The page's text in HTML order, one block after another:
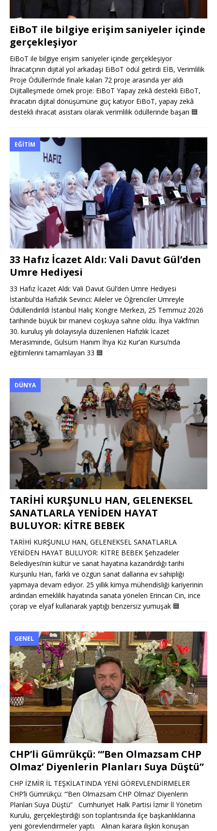
EiBoT ile bilgiye erişim saniyeler içinde
gerçekleşiyor
EiBoT ile bilgiye erişim saniyeler içinde gerçekleşiyor
İhracatçının dijital yol arkadaşı EiBoT ödül getirdi EİB, Verimlilik
Proje Ödülleri’nde finale kalan 72 proje arasında yer aldı
Dijitalleşmede örnek proje: EiBoT Yapay zekâ destekli EiBoT,
ihracatın dijital dönüşümüne güç katıyor EiBoT, yapay zekâ
destekli ihracat asistanı olarak verimlilik ödüllerinde başarı 🟦
EĞITIM
33 Hafız İcazet Aldı: Vali Davut Gül’den
Umre Hediyesi
33 Hafız İcazet Aldı: Vali Davut Gül’den Umre Hediyesi
İstanbul’da Hafızlık Sevinci: Aileler ve Öğrenciler Umreyle
Ödüllendirildi İstanbul Haliç Kongre Merkezi, 25 Temmuz 2026
tarihinde büyük bir manevi coşkuya sahne oldu. İhya Vakfı’nın
30. kuruluş yılı dolayısıyla düzenlenen Hafızlık İcazet
Merasiminde, Gülsüm Hanım İhya Kız Kur’an Kursu’nda
eğitimlerini tamamlayan 33 🟦
DÜNYA
TARİHİ KURŞUNLU HAN, GELENEKSEL
SANATLARLA YENİDEN HAYAT
BULUYOR: KİTRE BEBEK
TARİHİ KURŞUNLU HAN, GELENEKSEL SANATLARLA
YENİDEN HAYAT BULUYOR: KİTRE BEBEK Şehzadeler
Belediyesi’nin kültür ve sanat hayatına kazandırdığı tarihi
Kurşunlu Han, farklı ve özgün sanat dallarına ev sahipliği
yapmaya devam ediyor. 25 yıllık kimya mühendisliği kariyerinin
ardından emeklilik hayatında sanata yönelen Erincan Cin, ince
çorap ve elyaf kullanarak yaptığı benzersiz yumuşak 🟦
GENEL
CHP’li Gümrükçü: “’Ben Olmazsam CHP
Olmaz’ Diyenlerin Planları Suya Düştü”
CHP İZMİR İL TEŞKİLATINDA YENİ GÖREVLENDİRMELER
CHP’li Gümrükçü: “’Ben Olmazsam CHP Olmaz’ Diyenlerin
Planları Suya Düştü” Cumhuriyet Halk Partisi İzmir İl Yönetim
Kurulu, gerçekleştirdiği son toplantısında ilçe başkanlıklarına
yeni görevlendirmeler yaptı. Alınan karara ilişkin konuşan